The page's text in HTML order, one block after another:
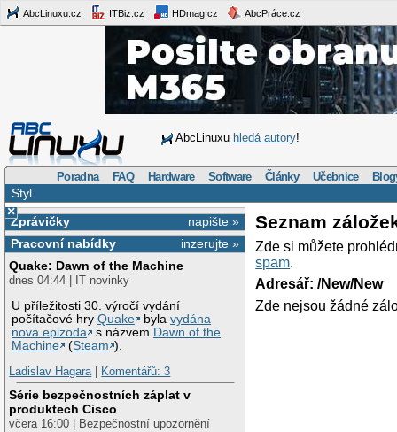
AbcLinuxu.cz ITBiz.cz HDmag.cz AbcPráce.cz
AbcLinuxu hledá autory!
Poradna FAQ Hardware Software Články Učebnice
Styl
×
napište »
Zprávičky
inzerujte »
Pracovní nabídky
Quake: Dawn of the Machine
dnes 04:44 | IT novinky
U příležitosti 30. výročí vydání
počítačové hryQuake bylavydána
nová epizoda
s názvem Dawn of the
Machine
(Steam ).
Ladislav Hagara| Komentářů: 3
Série bezpečnostních záplat v
produktech Cisco
včera 16:00 | Bezpečnostní upozornění
Seznam
Zde si můžete
spam.
Adresář: /New/New
Zde nejsou žádné